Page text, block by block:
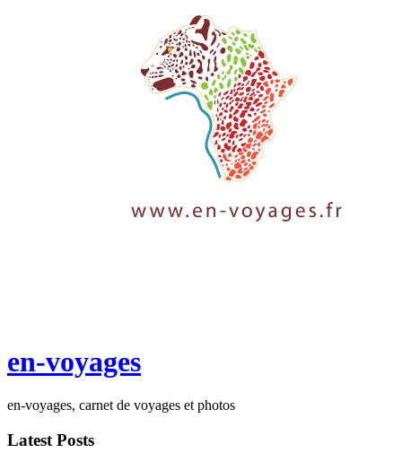
en-voyages
en-voyages, carnet de voyages et photos
Latest Posts